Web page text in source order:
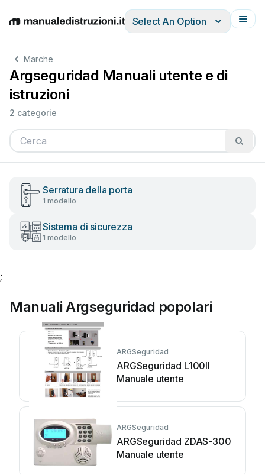
EnglishDeutschEspañolItalianoFrançais
Select An Option
Marche
Argseguridad Manuali utente e di
istruzioni
2 categorie
Serratura della porta
1 modello
Sistema di sicurezza
1 modello
;
Manuali Argseguridad popolari
ARGSeguridad
ARGSeguridad L100II
Manuale utente
ARGSeguridad
ARGSeguridad ZDAS-300
Manuale utente